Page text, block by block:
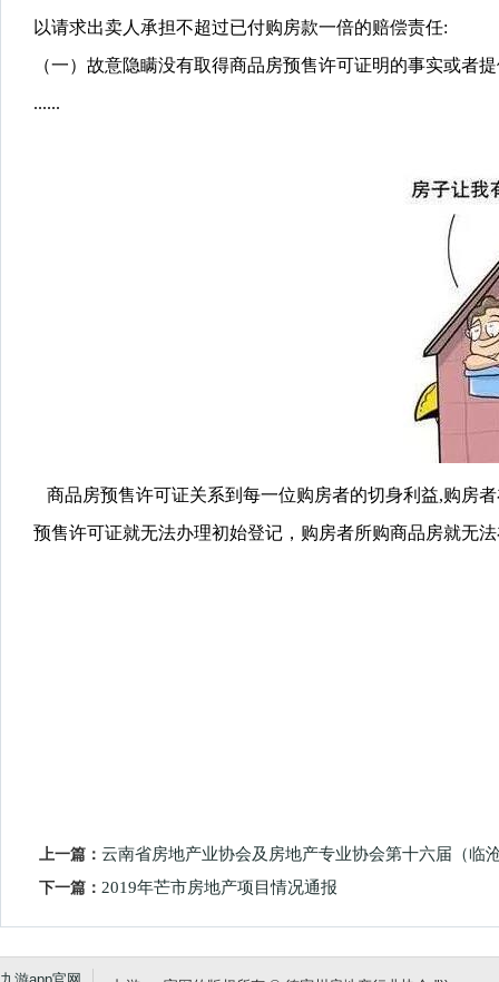
以请求出卖人承担不超过已付购房款一倍的赔偿责任:
（一）故意隐瞒没有取得商品房预售许可证明的事实或者
......
商品房预售许可证关系到每一位购房者的切身利益,购房
预售许可证就无法办理初始登记，购房者所购商品房就无
上一篇： 云南省房地产业协会及房地产专业协会第十六届（临
下一篇： 2019年芒市房地产项目情况通报